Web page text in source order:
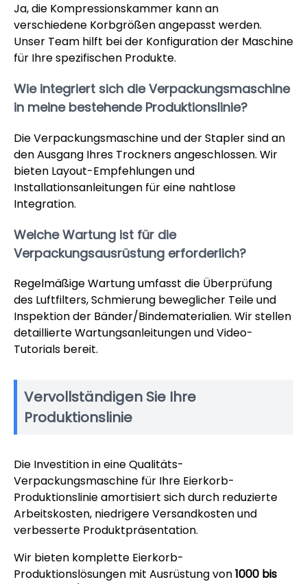
Ja, die Kompressionskammer kann an
verschiedene Korbgrößen angepasst werden.
Unser Team hilft bei der Konfiguration der Maschine
für Ihre spezifischen Produkte.
Wie integriert sich die Verpackungsmaschine
in meine bestehende Produktionslinie?
Die Verpackungsmaschine und der Stapler sind an
den Ausgang Ihres Trockners angeschlossen. Wir
bieten Layout-Empfehlungen und
Installationsanleitungen für eine nahtlose
Integration.
Welche Wartung ist für die
Verpackungsausrüstung erforderlich?
Regelmäßige Wartung umfasst die Überprüfung
des Luftfilters, Schmierung beweglicher Teile und
Inspektion der Bänder/Bindematerialien. Wir stellen
detaillierte Wartungsanleitungen und Video-
Tutorials bereit.
Vervollständigen Sie Ihre
Produktionslinie
Die Investition in eine Qualitäts-
Verpackungsmaschine für Ihre Eierkorb-
Produktionslinie amortisiert sich durch reduzierte
Arbeitskosten, niedrigere Versandkosten und
verbesserte Produktpräsentation.
Wir bieten komplette Eierkorb-
Produktionslösungen mit Ausrüstung von1000 bis